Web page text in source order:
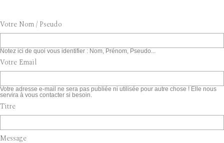
Votre Nom / Pseudo
Notez ici de quoi vous identifier : Nom, Prénom, Pseudo...
Votre Email
Votre adresse e-mail ne sera pas publiée ni utilisée pour autre chose ! Elle nous
servira à vous contacter si besoin.
Titre
Message